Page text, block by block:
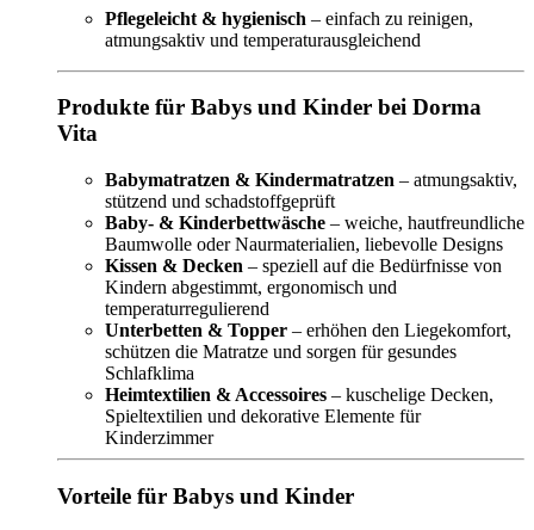
Pflegeleicht & hygienisch – einfach zu reinigen,
atmungsaktiv und temperaturausgleichend
Produkte für Babys und Kinder bei Dorma
Vita
Babymatratzen & Kindermatratzen – atmungsaktiv,
stützend und schadstoffgeprüft
Baby- & Kinderbettwäsche – weiche, hautfreundliche
Baumwolle oder Naurmaterialien, liebevolle Designs
Kissen & Decken – speziell auf die Bedürfnisse von
Kindern abgestimmt, ergonomisch und
temperaturregulierend
Unterbetten & Topper – erhöhen den Liegekomfort,
schützen die Matratze und sorgen für gesundes
Schlafklima
Heimtextilien & Accessoires – kuschelige Decken,
Spieltextilien und dekorative Elemente für
Kinderzimmer
Vorteile für Babys und Kinder